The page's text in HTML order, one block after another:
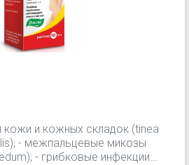
кожи и кожных складок (tinea
- межпальцевые микозы
- грибковые инфекции